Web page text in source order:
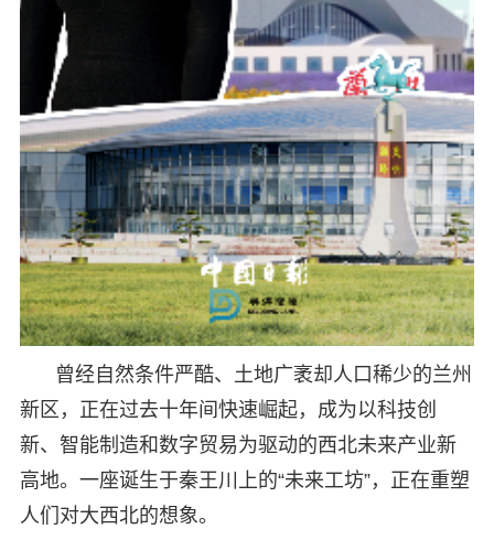
曾经自然条件严酷、土地广袤却人口稀少的兰州
新区，正在过去十年间快速崛起，成为以科技创
新、智能制造和数字贸易为驱动的西北未来产业新
高地。一座诞生于秦王川上的“未来工坊”，正在重塑
人们对大西北的想象。